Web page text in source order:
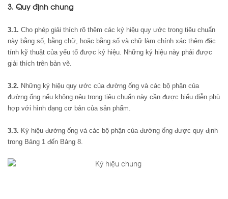
3. Quy định chung
3.1. Cho phép giải thích rõ thêm các ký hiệu quy ước trong tiêu chuẩn
này bằng số, bằng chữ, hoặc bằng số và chữ làm chính xác thêm đặc
tính kỹ thuật của yếu tố được ký hiệu. Những ký hiệu này phải được
giải thích trên bản vẽ.
3.2. Những ký hiệu quy ước của đường ống và các bộ phận của
đường ống nếu không nêu trong tiêu chuẩn này cần được biểu diễn phù
hợp với hình dạng cơ bản của sản phẩm.
3.3. Ký hiệu đường ống và các bộ phận của đường ống được quy định
trong Bảng 1 đến Bảng 8.